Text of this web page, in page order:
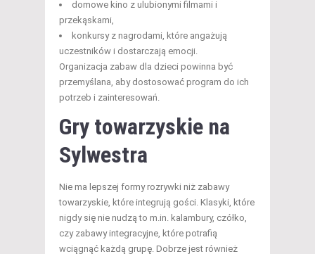
domowe kino z ulubionymi filmami i
przekąskami,
konkursy z nagrodami, które angażują
uczestników i dostarczają emocji.
Organizacja zabaw dla dzieci powinna być
przemyślana, aby dostosować program do ich
potrzeb i zainteresowań.
Gry towarzyskie na
Sylwestra
Nie ma lepszej formy rozrywki niż zabawy
towarzyskie, które integrują gości. Klasyki, które
nigdy się nie nudzą to m.in. kalambury, czółko,
czy zabawy integracyjne, które potrafią
wciągnąć każdą grupę. Dobrze jest również